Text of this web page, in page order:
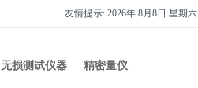
友情提示: 2026年 8月8日 星期六
无损测试仪器 精密量仪